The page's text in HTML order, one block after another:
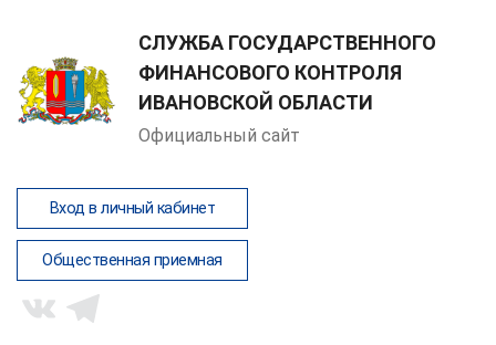
СЛУЖБА ГОСУДАРСТВЕННОГО
ФИНАНСОВОГО КОНТРОЛЯ
ИВАНОВСКОЙ ОБЛАСТИ
Официальный сайт
Вход в личный кабинет
Общественная приемная